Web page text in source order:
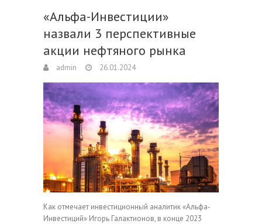
«Альфа-Инвестиции»
назвали 3 перспективные
акции нефтяного рынка
admin 26.01.2024
Как отмечает инвестиционный аналитик «Альфа-
Инвестиций» Игорь Галактионов, в конце 2023